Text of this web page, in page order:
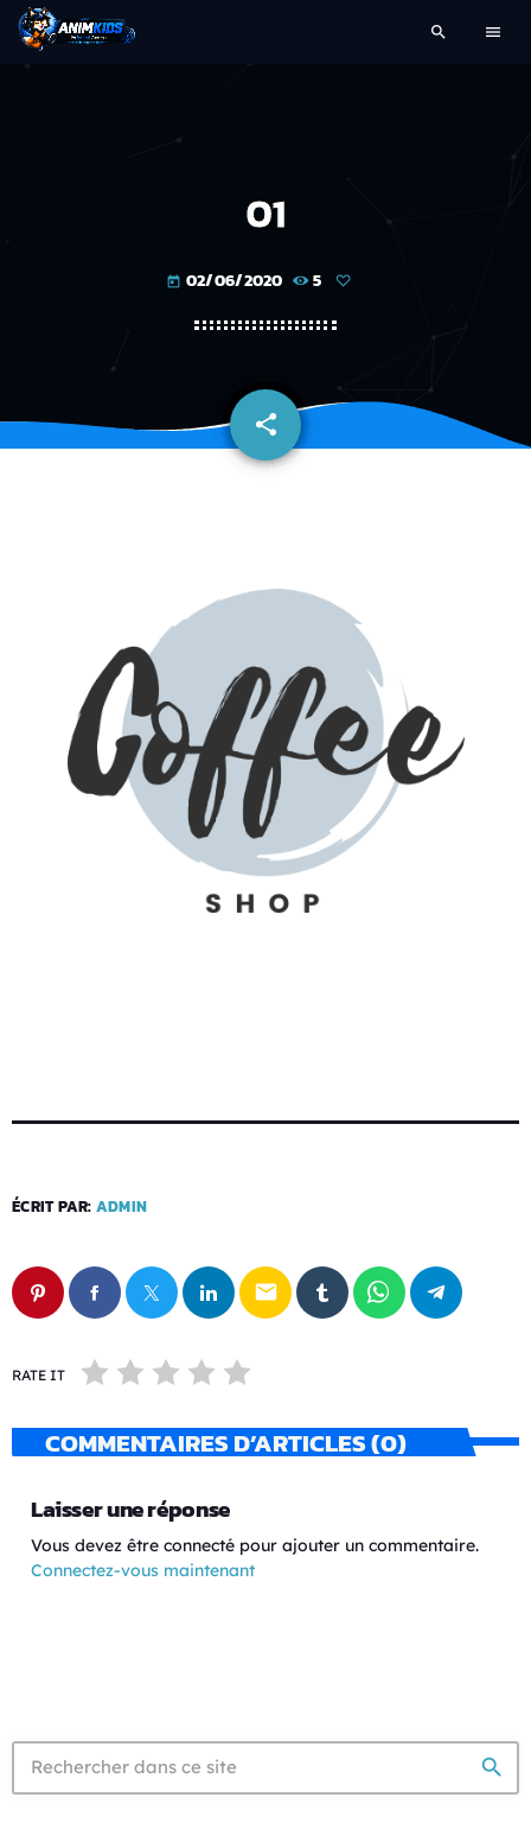
search menu
01
today 02/06/2020 5
share
email
ÉCRIT PAR: ADMIN
email
RATE IT
COMMENTAIRES D’ARTICLES (0)
Laisser une réponse
Vous devez être connecté pour ajouter un commentaire.
Connectez-vous maintenant
search